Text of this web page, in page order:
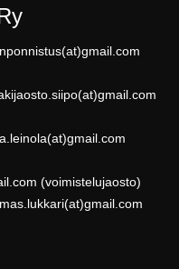
(voimistelujaosto)